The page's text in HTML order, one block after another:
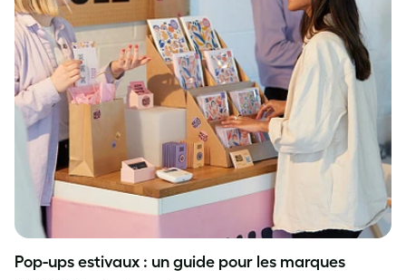
Pop-ups estivaux : un guide pour les marques